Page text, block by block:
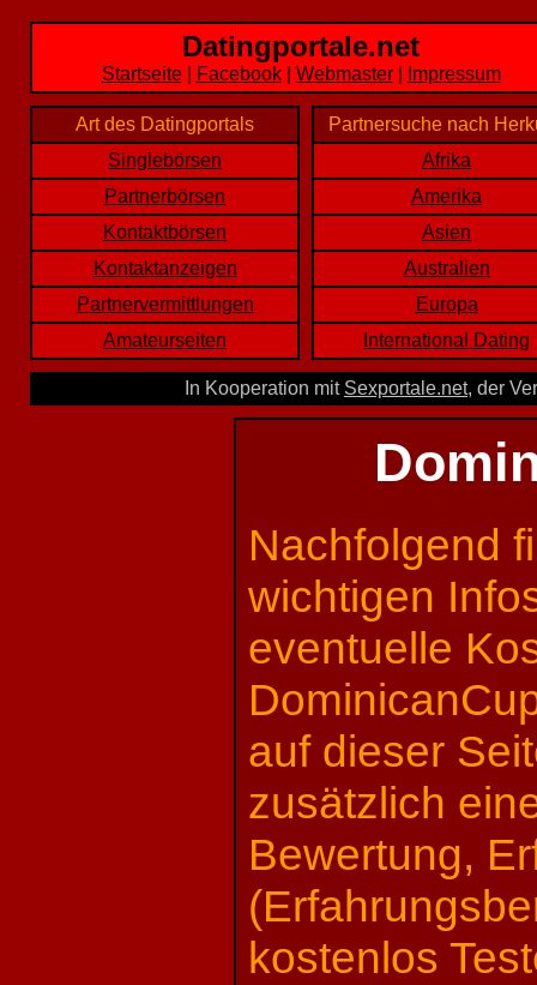
Datingportale.net
Startseite| Facebook| Webmaster| Impressum
Art des Datingportals
Singlebörsen
Partnerbörsen
Kontaktbörsen
Kontaktanzeigen
Partnervermittlungen
Amateurseiten
Partnersuche nach
Afrika
Amerika
Asien
Australien
Europa
International Dating
In Kooperation mit Sexportale.net, der
Nachfolgend
wichtigen
eventuelle
auf dieser
zusätzlich
Bewertung,
kostenlos